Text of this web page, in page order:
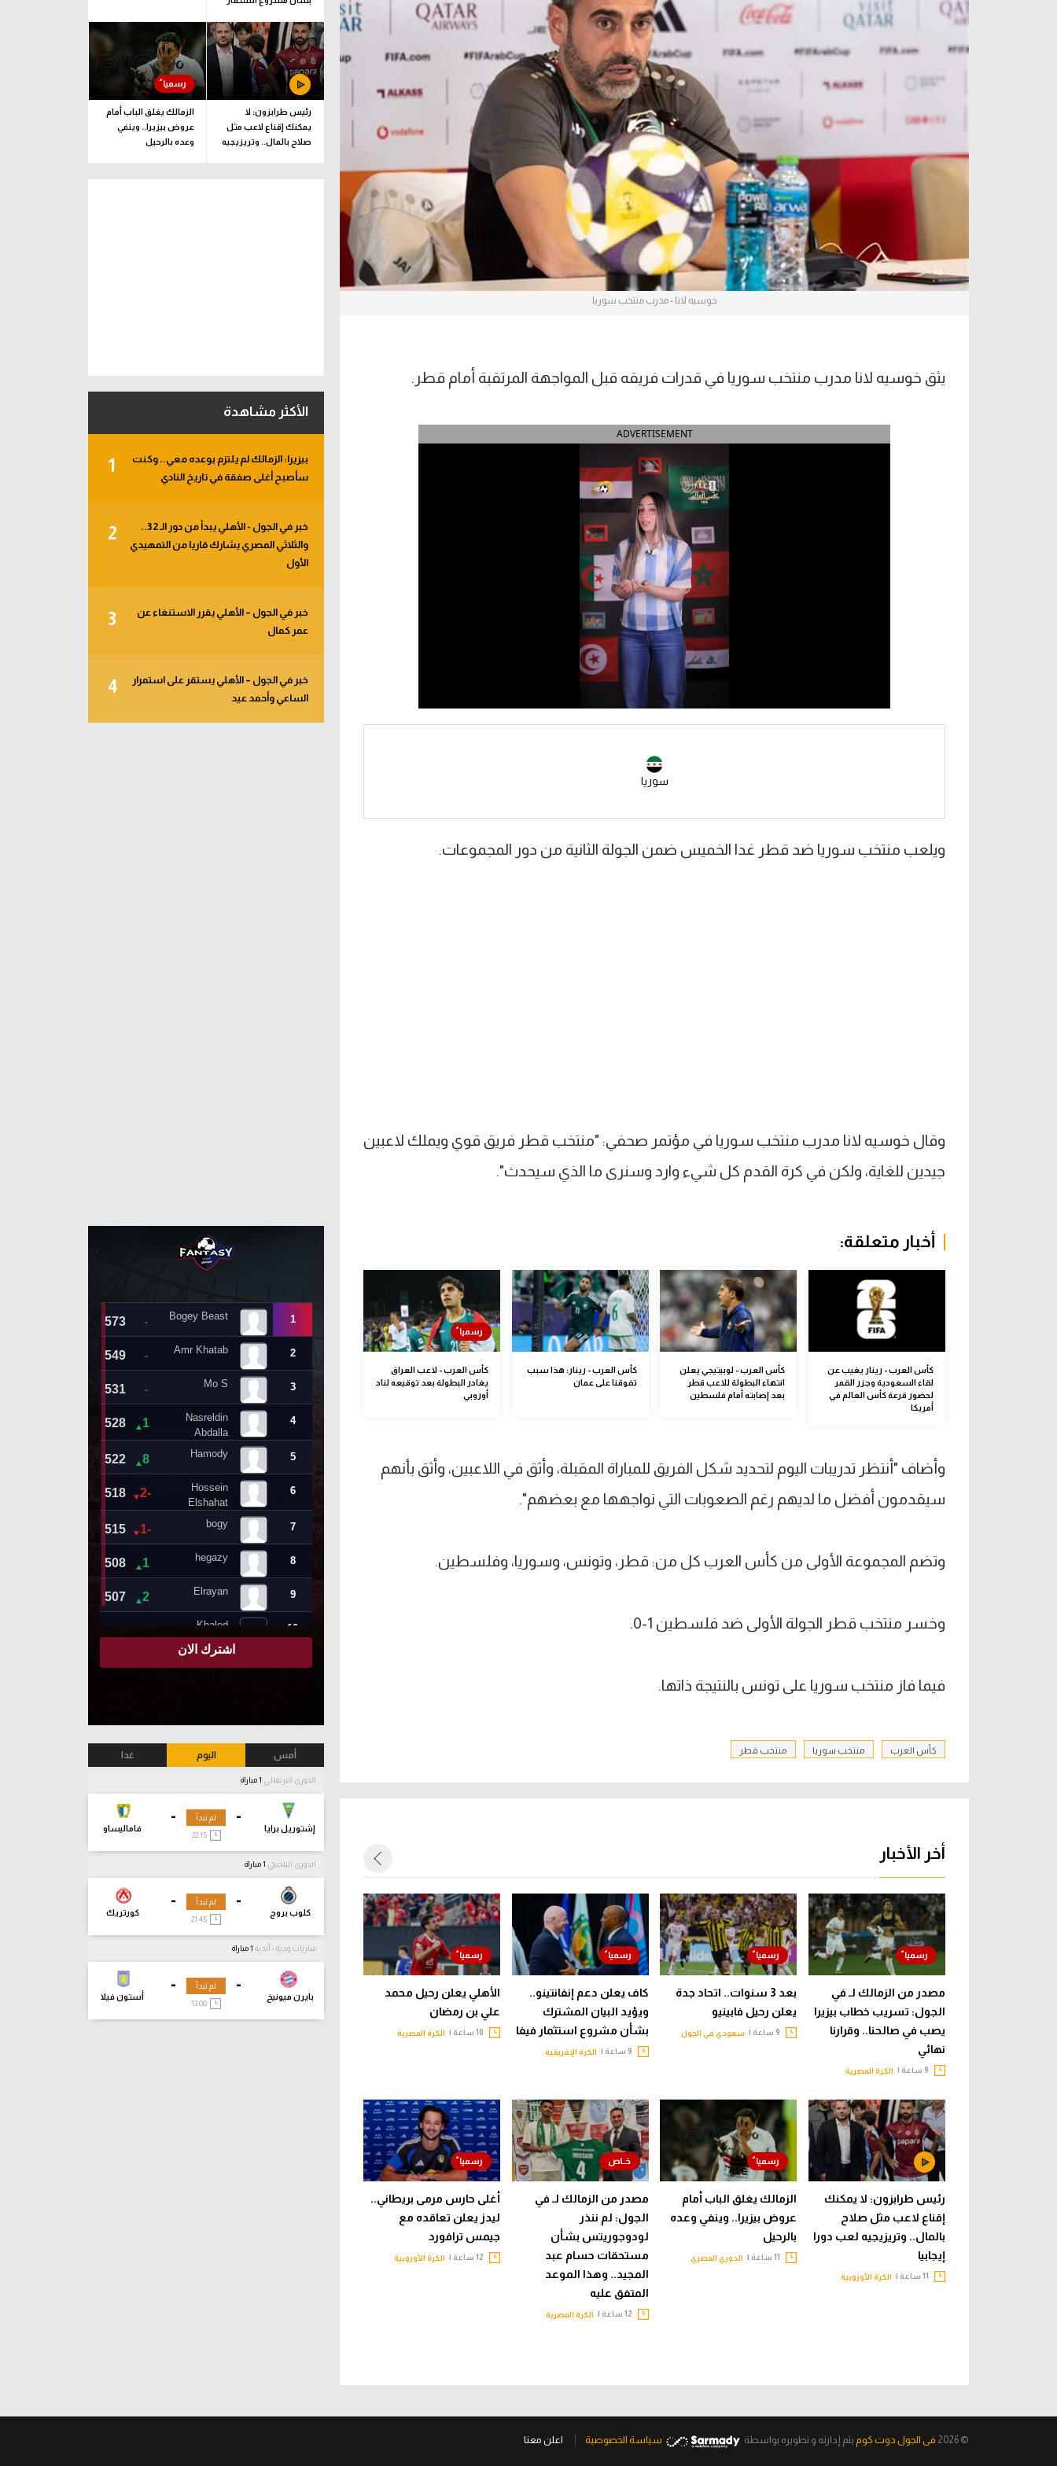
آراء حرة
ركن الألعاب
الدوري السعودي للمحترفين
دوري أبطال أوروبا
دوري أبطال إفريقيا
كل البطولات
دوري أبطال أوروبا
القسم الثاني
رياضات أخرى
خوسيه لانا - مدرب منتخب سوريا
يثق خوسيه لانا مدرب منتخب سوريا في قدرات فريقه قبل المواجهة المرتقبة أمام قطر.
ADVERTISEMENT
سوريا
ويلعب منتخب سوريا ضد قطر غدا الخميس ضمن الجولة الثانية من دور المجموعات.
وقال خوسيه لانا مدرب منتخب سوريا في مؤتمر صحفي: "منتخب قطر فريق قوي ويملك لاعبين
جيدين للغاية، ولكن في كرة القدم كل شيء وارد وسنرى ما الذي سيحدث".
أخبار متعلقة:
كأس العرب - رينار يغيب عن
لقاء السعودية وجزر القمر
لحضور قرعة كأس العالم في
أمريكا
كأس العرب - لوبيتيجي يعلن
انتهاء البطولة للاعب قطر
بعد إصابته أمام فلسطين
كأس العرب - رينار: هذا سبب
تفوقنا على عمان
كأس العرب - لاعب العراق
يغادر البطولة بعد توقيعه لناد
أوروبي
وأضاف "أنتظر تدريبات اليوم لتحديد شكل الفريق للمباراة المقبلة، وأثق في اللاعبين، وأثق بأنهم
سيقدمون أفضل ما لديهم رغم الصعوبات التي نواجهها مع بعضهم".
وتضم المجموعة الأولى من كأس العرب كل من: قطر، وتونس، وسوريا، وفلسطين.
وخسر منتخب قطر الجولة الأولى ضد فلسطين 1-0.
فيما فاز منتخب سوريا على تونس بالنتيجة ذاتها.
كأس العرب منتخب سوريا منتخب قطر
أخر الأخبار
مصدر من الزمالك لـ في
الجول: تسريب خطاب بيزيرا
يصب في صالحنا.. وقرارنا
نهائي
الكرة المصرية
بعد 3 سنوات.. اتحاد جدة
يعلن رحيل فابينيو
سعودي في الجول
كاف يعلن دعم إنفانتينو..
ويؤيد البيان المشترك
بشأن مشروع استثمار فيفا
الكرة الإفريقية
الأهلي يعلن رحيل محمد
علي بن رمضان
الكرة المصرية
رئيس طرابزون: لا يمكنك
إقناع لاعب مثل صلاح
بالمال.. وتريزيجيه لعب دورا
إيجابيا
الكرة الأوروبية
الزمالك يغلق الباب أمام
عروض بيزيرا.. وينفي وعده
بالرحيل
الدوري المصري
مصدر من الزمالك لـ في
الجول: لم ننذر
لودوجوريتس بشأن
مستحقات حسام عبد
المجيد.. وهذا الموعد
المتفق عليه
الكرة المصرية
أغلى حارس مرمى بريطاني..
ليدز يعلن تعاقده مع
جيمس ترافورد
الكرة الأوروبية
رئيس طرابزون: لا
يمكنك إقناع لاعب مثل
صلاح بالمال.. وتريزيجيه
الزمالك يغلق الباب أمام
عروض بيزيرا.. وينفي
وعده بالرحيل
الأكثر مشاهدة
1
بيزيرا: الزمالك لم يلتزم بوعده معي.. وكنت
سأصبح أغلى صفقة في تاريخ النادي
2
خبر في الجول - الأهلي يبدأ من دور الـ 32..
والثلاثي المصري يشارك قاريا من التمهيدي
الأول
3
خبر في الجول – الأهلي يقرر الاستنغاء عن
عمر كمال
4
خبر في الجول – الأهلي يستقر على استمرار
الساعي وأحمد عيد
أمس اليوم غدا
الدوري البرتغالي
-
إشتوريل برايا
-
فاماليساو
لم تبدأ
22:15
الدوري البلجيكي
-
كلوب بروج
-
كورتريك
لم تبدأ
مباريات ودية - أندية
-
بايرن ميونيخ
-
أستون فيلا
لم تبدأ
© 2026 فى الجول دوت كوم يتم إدارته و تطويره بواسطة سياسة الخصوصية اعلن معنا